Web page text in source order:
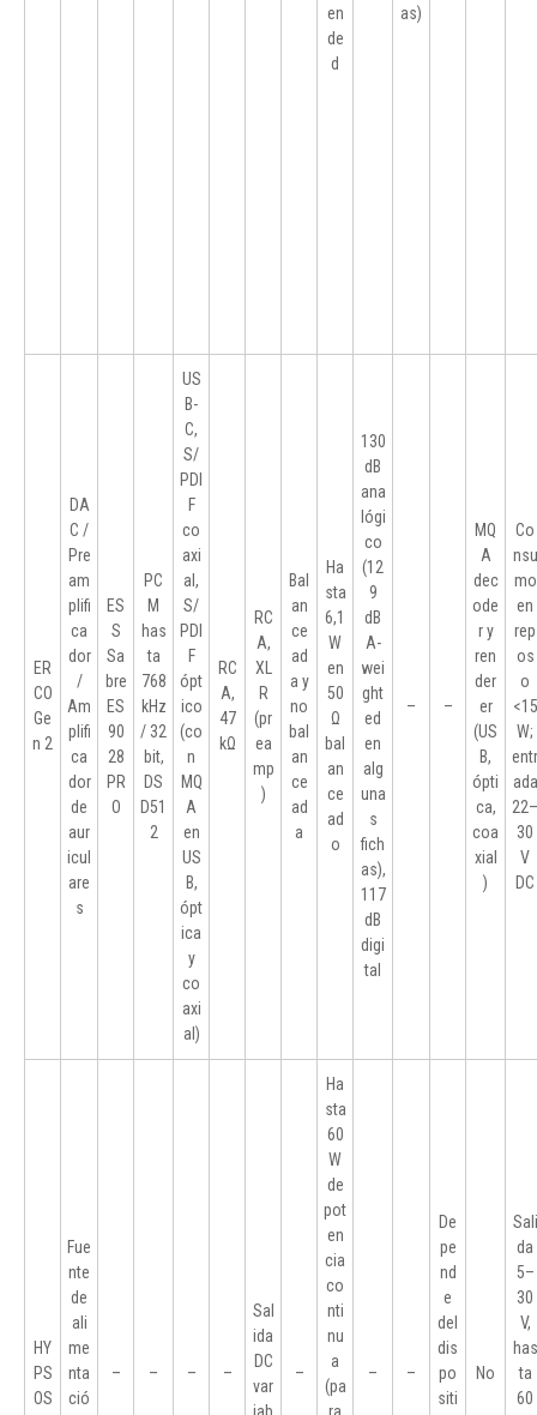
en
de
d
as)
ER
CO
Ge
n 2
DA
C /
Pre
am
plifi
ca
dor
/
Am
plifi
ca
dor
de
aur
icul
are
s
ES
S
Sa
bre
ES
90
28
PR
O
PC
M
has
ta
768
kHz
/ 32
bit,
DS
D51
2
US
B-
C,
S/
PDI
F
co
axi
al,
S/
PDI
F
ópt
ico
(co
n
MQ
A
en
US
B,
ópt
ica
y
co
axi
al)
RC
A,
47
kΩ
RC
A,
XL
R
(pr
ea
mp
)
Bal
an
ce
ad
a y
no
bal
an
ce
ad
a
Ha
sta
6,1
W
en
50
Ω
bal
an
ce
ad
o
130
dB
ana
lógi
co
(12
9
dB
A-
wei
ght
ed
en
alg
una
s
fich
as),
117
dB
digi
tal
– –
MQ
A
dec
ode
r y
ren
der
er
(US
B,
ópti
ca,
coa
xial
)
Co
nsu
mo
en
rep
os
o
<15
W;
entr
ada
22–
30
V
DC
HY
PS
OS
Fue
nte
de
ali
me
nta
ció
– – – –
Sal
ida
DC
var
–
Ha
sta
60
W
de
pot
en
cia
co
nti
nu
a
(pa
– –
De
pe
nd
e
del
dis
po
siti
No
Sali
da
5–
30
V,
has
ta
60